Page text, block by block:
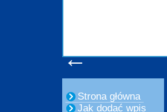
←
Strona główna
Jak dodać wpis